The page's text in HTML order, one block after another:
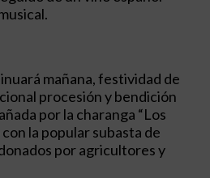
mañana, festividad de
procesión y bendición
por la charanga “Los
la popular subasta de
por agricultores y